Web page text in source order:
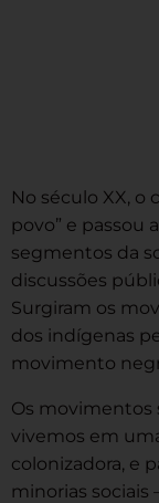
No século XX, o
povo” e passou
segmentos da
discussões
Surgiram os
dos indígenas
movimento
Os movimentos
vivemos em
colonizadora, e
minorias sociais